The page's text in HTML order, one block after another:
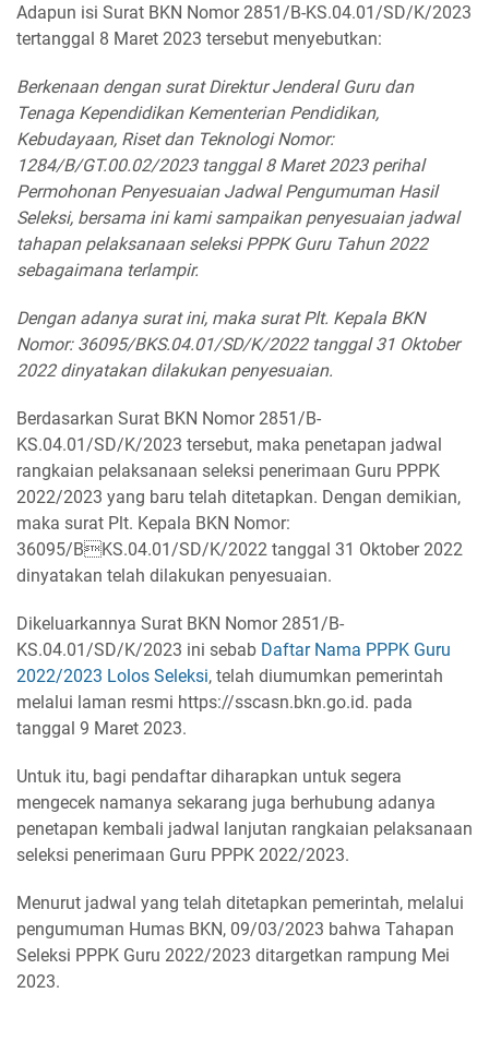
Adapun isi Surat BKN Nomor 2851/B-KS.04.01/SD/K/2023
tertanggal 8 Maret 2023 tersebut menyebutkan:
Berkenaan dengan surat Direktur Jenderal Guru dan
Tenaga Kependidikan Kementerian Pendidikan,
Kebudayaan, Riset dan Teknologi Nomor:
1284/B/GT.00.02/2023 tanggal 8 Maret 2023 perihal
Permohonan Penyesuaian Jadwal Pengumuman Hasil
Seleksi, bersama ini kami sampaikan penyesuaian jadwal
tahapan pelaksanaan seleksi PPPK Guru Tahun 2022
sebagaimana terlampir.
Dengan adanya surat ini, maka surat Plt. Kepala BKN
Nomor: 36095/BKS.04.01/SD/K/2022 tanggal 31 Oktober
2022 dinyatakan dilakukan penyesuaian.
Berdasarkan Surat BKN Nomor 2851/B-
KS.04.01/SD/K/2023 tersebut, maka penetapan jadwal
rangkaian pelaksanaan seleksi penerimaan Guru PPPK
2022/2023 yang baru telah ditetapkan. Dengan demikian,
maka surat Plt. Kepala BKN Nomor:
36095/BKS.04.01/SD/K/2022 tanggal 31 Oktober 2022
dinyatakan telah dilakukan penyesuaian.
Dikeluarkannya Surat BKN Nomor 2851/B-
KS.04.01/SD/K/2023 ini sebab Daftar Nama PPPK Guru
2022/2023 Lolos Seleksi, telah diumumkan pemerintah
melalui laman resmi https://sscasn.bkn.go.id. pada
tanggal 9 Maret 2023.
Untuk itu, bagi pendaftar diharapkan untuk segera
mengecek namanya sekarang juga berhubung adanya
penetapan kembali jadwal lanjutan rangkaian pelaksanaan
seleksi penerimaan Guru PPPK 2022/2023.
Menurut jadwal yang telah ditetapkan pemerintah, melalui
pengumuman Humas BKN, 09/03/2023 bahwa Tahapan
Seleksi PPPK Guru 2022/2023 ditargetkan rampung Mei
2023.